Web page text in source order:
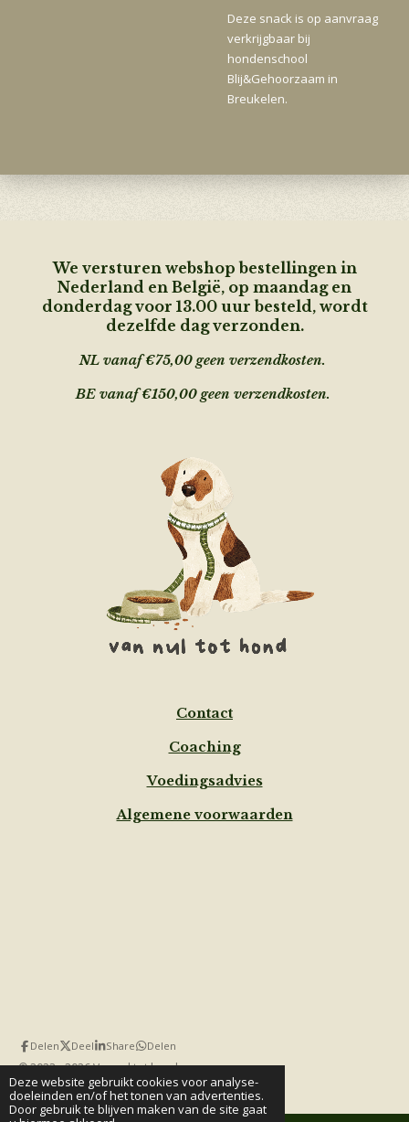
Deze website gebruikt cookies voor analyse-
doeleinden en/of het tonen van advertenties.
Door gebruik te blijven maken van de site gaat
Deze snack is op aanvraag
verkrijgbaar bij
hondenschool
Blij&Gehoorzaam in
Breukelen.
We versturen webshop bestellingen in
Nederland en België, op maandag en
donderdag voor 13.00 uur besteld, wordt
dezelfde dag verzonden.
NL vanaf €75,00 geen verzendkosten.
BE vanaf €150,00 geen verzendkosten.
Contact
Coaching
Voedingsadvies
Algemene voorwaarden
Delen Deel Share Delen
© 2023 - 2026 Van nul tot hond
Powered byJouwWeb